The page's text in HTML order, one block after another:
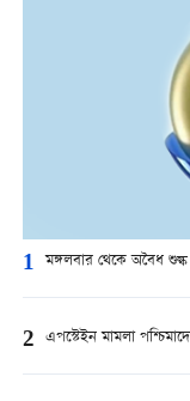
1 মঙ্গলবার থেকে অবৈধ
2 এপস্টেইন মামলা